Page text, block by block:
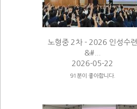
노형중 2차 - 2026 인성수련
&#...
2026-05-22
91분이 좋아합니다.